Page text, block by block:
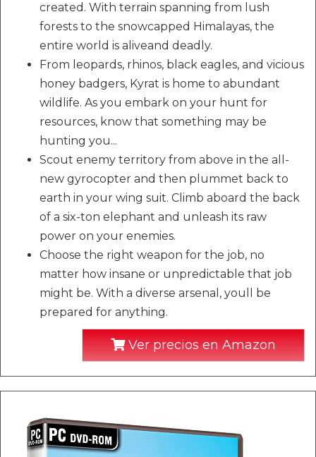
created. With terrain spanning from lush
forests to the snowcapped Himalayas, the
entire world is aliveand deadly.
From leopards, rhinos, black eagles, and vicious
honey badgers, Kyrat is home to abundant
wildlife. As you embark on your hunt for
resources, know that something may be
hunting you...
Scout enemy territory from above in the all-
new gyrocopter and then plummet back to
earth in your wing suit. Climb aboard the back
of a six-ton elephant and unleash its raw
power on your enemies.
Choose the right weapon for the job, no
matter how insane or unpredictable that job
might be. With a diverse arsenal, youll be
prepared for anything.
Ver precios en Amazon